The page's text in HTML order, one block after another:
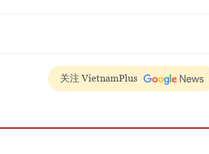
关注 VietnamPlus